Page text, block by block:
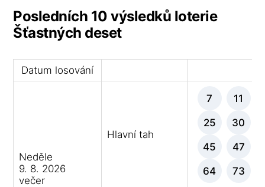
Posledních 10 výsledků loterie
Šťastných deset
Datum losování
Neděle
9. 8. 2026
večer
Hlavní tah
7 11
25 30
45 47
64 73